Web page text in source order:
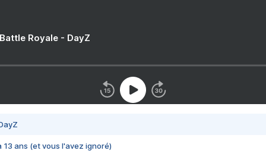
Royale - DayZ
13 ans (et vous l'avez ignoré)